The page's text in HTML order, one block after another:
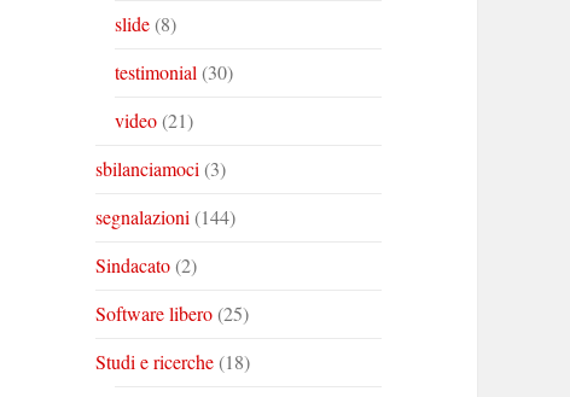
slide(8)
testimonial (30)
video(21)
sbilanciamoci (3)
segnalazioni (144)
Sindacato(2)
Software libero(25)
Studi e ricerche(18)